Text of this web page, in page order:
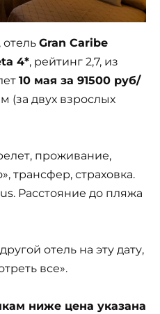
, отель Gran Caribe
4*, рейтинг 2,7, из
10 мая за 91500 руб/
(за двух взрослых
проживание,
трансфер, страховка.
Расстояние до пляжа
отель на эту дату,
все».
ниже цена указана